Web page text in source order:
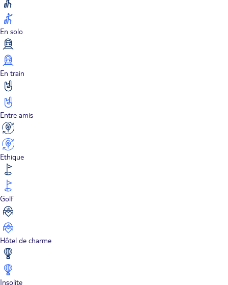
En solo
En train
Entre amis
Ethique
Golf
Hôtel de charme
Insolite